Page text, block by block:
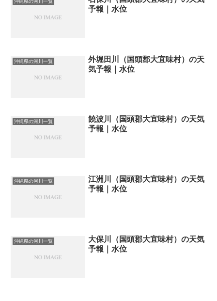
沖縄県の河川一覧
予報｜水位
沖縄県の河川一覧
外堀田川（国頭郡大宜味村）の天
気予報｜水位
沖縄県の河川一覧
饒波川（国頭郡大宜味村）の天気
予報｜水位
沖縄県の河川一覧
江洲川（国頭郡大宜味村）の天気
予報｜水位
沖縄県の河川一覧
大保川（国頭郡大宜味村）の天気
予報｜水位